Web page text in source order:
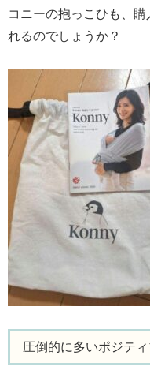
コニーの抱っこひも、
れるのでしょうか？
圧倒的に多いポジティ